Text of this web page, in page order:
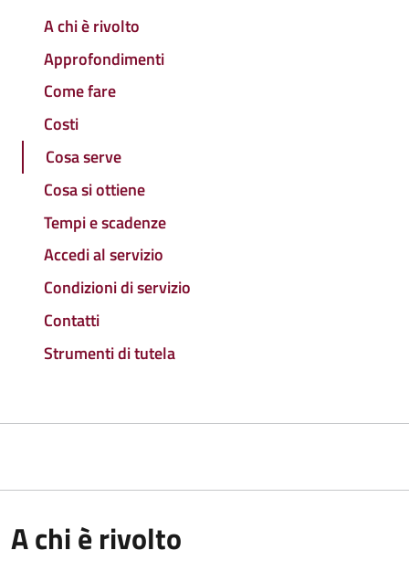
A chi è rivolto
Approfondimenti
Come fare
Costi
Cosa serve
Cosa si ottiene
Tempi e scadenze
Accedi al servizio
Condizioni di servizio
Contatti
Strumenti di tutela
A chi è rivolto